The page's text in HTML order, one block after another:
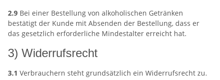
2.9 Bei einer Bestellung von alkoholischen Getränken
bestätigt der Kunde mit Absenden der Bestellung, dass er
das gesetzlich erforderliche Mindestalter erreicht hat.
3) Widerrufsrecht
3.1 Verbrauchern steht grundsätzlich ein Widerrufsrecht zu.